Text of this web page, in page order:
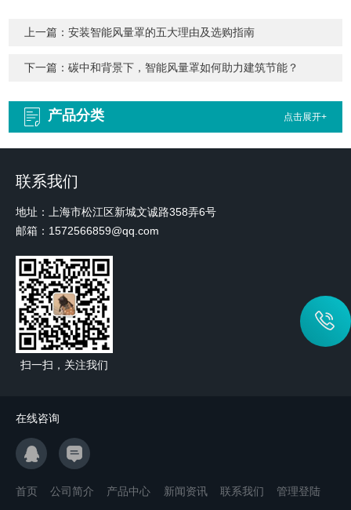
上一篇：安装智能风量罩的五大理由及选购指南
下一篇：碳中和背景下，智能风量罩如何助力建筑节能？
产品分类 点击展开+
联系我们
地址：上海市松江区新城文诚路358弄6号
邮箱：1572566859@qq.com
扫一扫，关注我们
在线咨询
首页 公司简介 产品中心 新闻资讯 联系我们 管理登陆